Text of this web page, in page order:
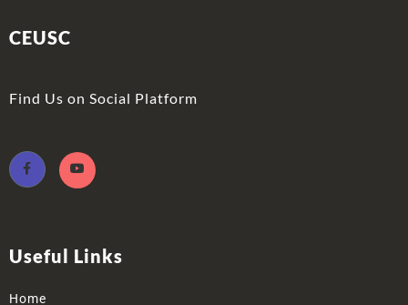
CEUSC
Find Us on Social Platform
Useful Links
Home